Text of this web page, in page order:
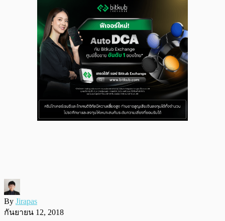
By Jirapas
กันยายน 12, 2018